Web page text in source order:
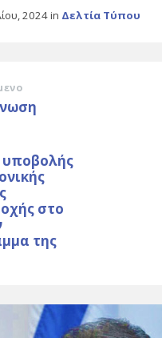
2024in Δελτία Τύπου
υποβολής
στο
της